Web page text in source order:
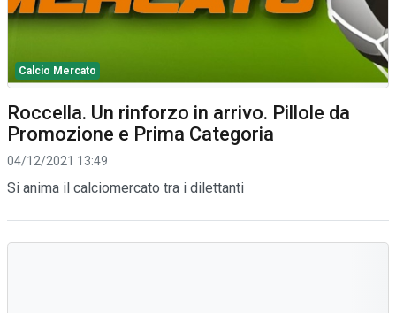
Calcio Mercato
Roccella. Un rinforzo in arrivo. Pillole da
Promozione e Prima Categoria
04/12/2021 13:49
Si anima il calciomercato tra i dilettanti